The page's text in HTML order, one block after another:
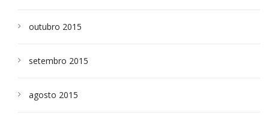
outubro 2015
setembro 2015
agosto 2015